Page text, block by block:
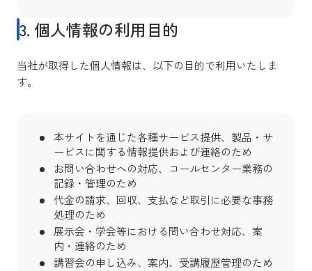
3. 個人情報の利用目的
当社が取得した個人情報は、以下の目的で利用いたしま
す。
本サイトを通じた各種サービス提供、製品・サ
ービスに関する情報提供および連絡のため
お問い合わせへの対応、コールセンター業務の
記録・管理のため
代金の請求、回収、支払など取引に必要な事務
処理のため
展示会・学会等における問い合わせ対応、案
内・連絡のため
講習会の申し込み、案内、受講履歴管理のため